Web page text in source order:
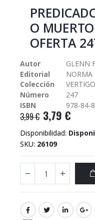
comienzo
galería
imágenes
O MUERTO
OFERTA
Autor
GLENN
Editorial
NORMA
Colección
VERTIGO
Número
247
ISBN
978-84-
3,99 € 3,79 €
Disponibilidad:
SKU 26109